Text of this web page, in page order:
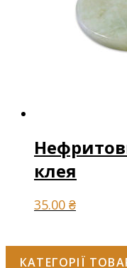
клея
35.00 ₴
КАТЕГОРІЇ